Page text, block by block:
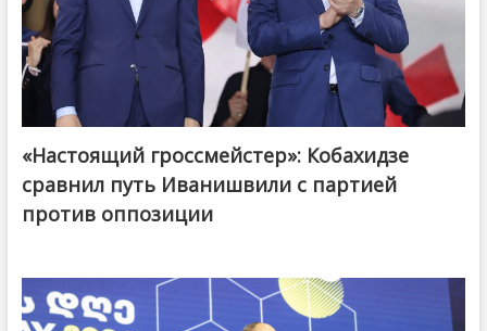
@ქართული ოცნება / Georgian Dream
«Настоящий гроссмейстер»: Кобахидзе
сравнил путь Иванишвили с партией
против оппозиции